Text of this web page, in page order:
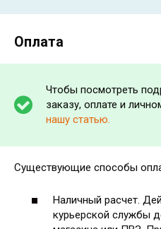
Оплата
Чтобы посмотреть
заказу, оплате и
нашу статью.
Существующие способы
Наличный расчет.
курьерской службы